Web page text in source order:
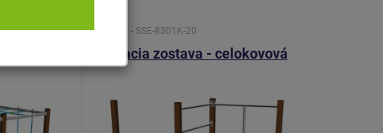
Produkt - SSE-8301K-20
Šplhacia zostava - celokovová